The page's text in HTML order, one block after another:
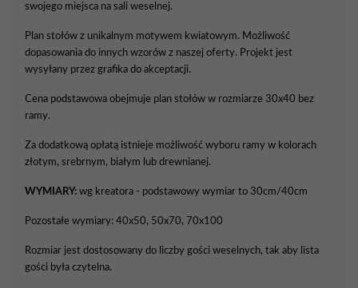
swojego miejsca na sali weselnej.
Plan stołów z unikalnym motywem kwiatowym. Możliwość
dopasowania do innych wzorów z naszej oferty. Projekt jest
wysyłany przez grafika do akceptacji.
Cena podstawowa obejmuje plan stołów w rozmiarze 30x40 bez
ramy.
Za dodatkową opłatą istnieje możliwość wyboru ramy w kolorach
złotym, srebrnym, białym lub drewnianej.
WYMIARY: wg kreatora - podstawowy wymiar to 30cm/40cm
Pozostałe wymiary: 40x50, 50x70, 70x100
Rozmiar jest dostosowany do liczby gości weselnych, tak aby lista
gości była czytelna.